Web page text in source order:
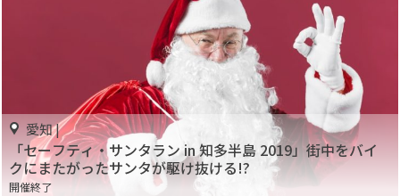
愛知 |
「セーフティ・サンタラン in 知多半島 2019」街中をバイ
クにまたがったサンタが駆け抜ける!?
開催終了